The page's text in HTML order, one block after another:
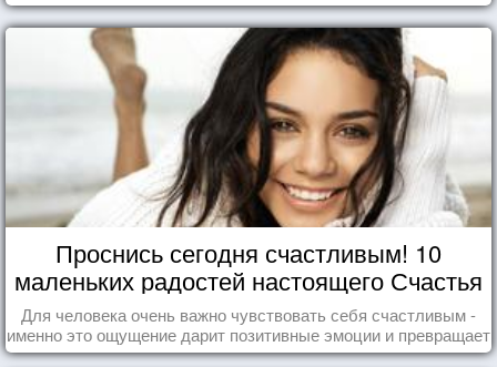
Проснись сегодня счастливым! 10
маленьких радостей настоящего Счастья
Для человека очень важно чувствовать себя счастливым -
именно это ощущение дарит позитивные эмоции и превращает
каждый день в маленький праздник.